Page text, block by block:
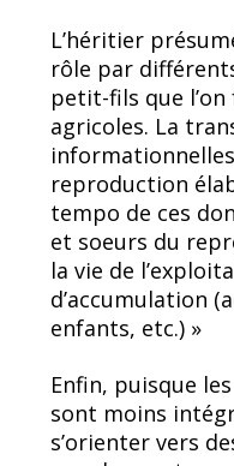
L’héritier
rôle par
petit-fils que
agricoles. La
reproduction
tempo de ces
et soeurs du
la vie de
d’accumulation
enfants, etc.) »
Enfin, puisque
sont moins
s’orienter vers